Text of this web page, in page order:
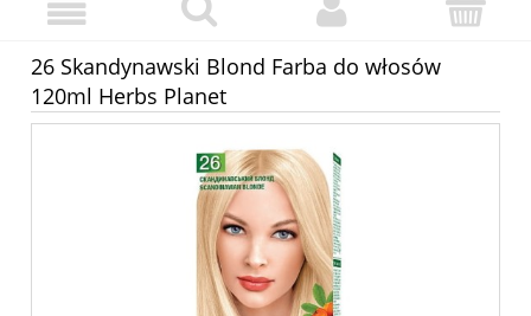
26 Skandynawski Blond Farba do włosów
120ml Herbs Planet